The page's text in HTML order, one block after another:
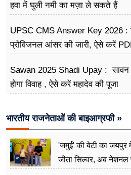
हवा में घुली नमी का मज़ा ले सकते हैं
UPSC CMS Answer Key 2026 :
प्रोविजनल आंसर की जारी, ऐसे करें
Sawan 2025 Shadi Upay :
होगा विवाह , ऐसे करें महादेव की पूजा
भारतीय राजनेताओं की बाइआग्रफी »
'जमुई' की बेटी का जयपुर
जीता सिल्वर, अब नेशनल